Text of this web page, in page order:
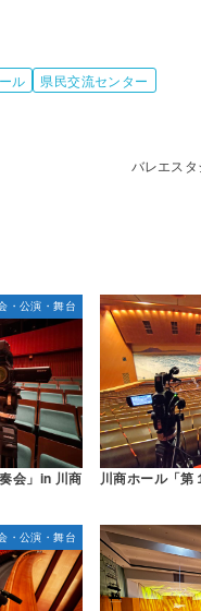
ル 県民交流センター
バレエス
・公演・舞台
会」in 川商
川商ホール「第
・公演・舞台